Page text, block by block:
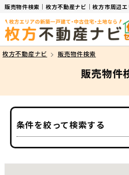
販売物件検索｜枚方不動産ナビ｜枚方市周辺
枚方不動産ナビ 販売物件検索
販売物件
条件を絞って検索する